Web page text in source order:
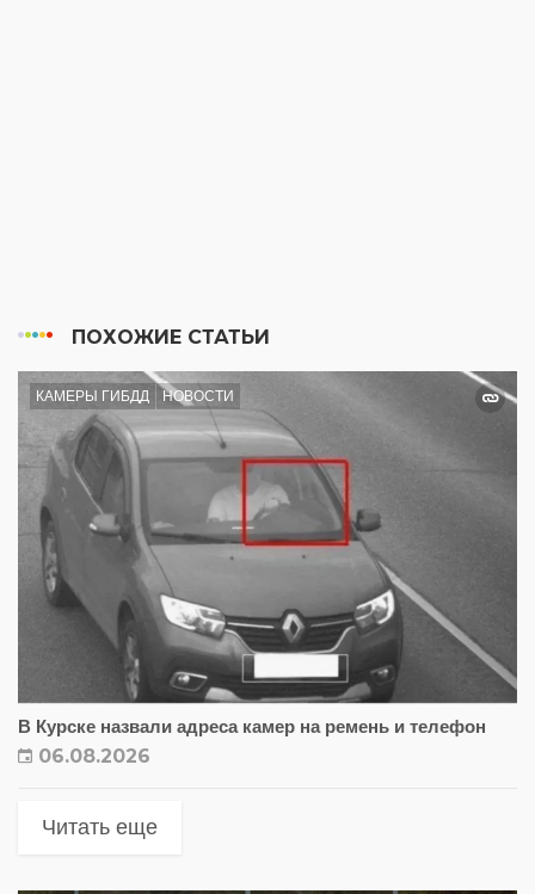
ПОХОЖИЕ СТАТЬИ
КАМЕРЫ ГИБДД НОВОСТИ
В Курске назвали адреса камер на ремень и телефон
06.08.2026
Читать еще